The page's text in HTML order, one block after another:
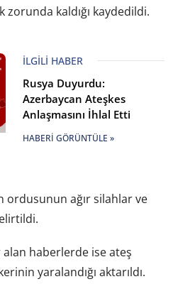
kaldığı kaydedildi.
İLGILI HABER
Rusya Duyurdu:
Azerbaycan Ateşkes
Anlaşmasını İhlal Etti
HABERI GÖRÜNTÜLE »
ordusunun ağır silahlar ve
alan haberlerde ise ateş
yaralandığı aktarıldı.